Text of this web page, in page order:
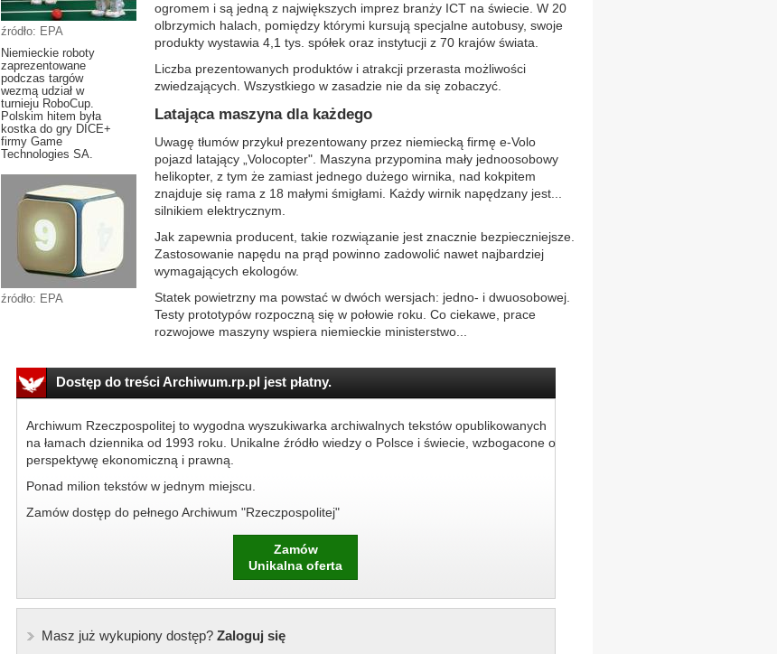
źródło: EPA
Niemieckie roboty
zaprezentowane
podczas targów
wezmą udział w
turnieju RoboCup.
Polskim hitem była
kostka do gry DICE+
firmy Game
Technologies SA.
źródło: EPA
ogromem i są jedną z największych imprez branży ICT na świecie. W 20
olbrzymich halach, pomiędzy którymi kursują specjalne autobusy, swoje
produkty wystawia 4,1 tys. spółek oraz instytucji z 70 krajów świata.
Liczba prezentowanych produktów i atrakcji przerasta możliwości
zwiedzających. Wszystkiego w zasadzie nie da się zobaczyć.
Latająca maszyna dla każdego
Uwagę tłumów przykuł prezentowany przez niemiecką firmę e-Volo
pojazd latający „Volocopter". Maszyna przypomina mały jednoosobowy
helikopter, z tym że zamiast jednego dużego wirnika, nad kokpitem
znajduje się rama z 18 małymi śmigłami. Każdy wirnik napędzany jest...
silnikiem elektrycznym.
Jak zapewnia producent, takie rozwiązanie jest znacznie bezpieczniejsze.
Zastosowanie napędu na prąd powinno zadowolić nawet najbardziej
wymagających ekologów.
Statek powietrzny ma powstać w dwóch wersjach: jedno- i dwuosobowej.
Testy prototypów rozpoczną się w połowie roku. Co ciekawe, prace
rozwojowe maszyny wspiera niemieckie ministerstwo...
Dostęp do treści Archiwum.rp.pl jest płatny.
Archiwum Rzeczpospolitej to wygodna wyszukiwarka archiwalnych tekstów opublikowanych
na łamach dziennika od 1993 roku. Unikalne źródło wiedzy o Polsce i świecie, wzbogacone o
perspektywę ekonomiczną i prawną.
Ponad milion tekstów w jednym miejscu.
Zamów dostęp do pełnego Archiwum "Rzeczpospolitej"
Zamów
Unikalna oferta
Masz już wykupiony dostęp?Zaloguj się